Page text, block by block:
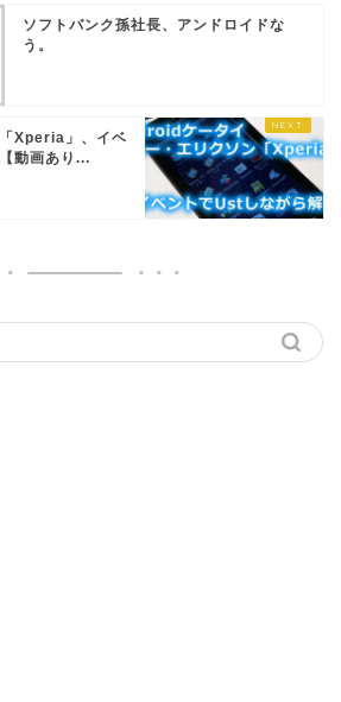
ソフトバンク孫社長、アンドロイドな
う。
Xperia」、イベ
動画あり...